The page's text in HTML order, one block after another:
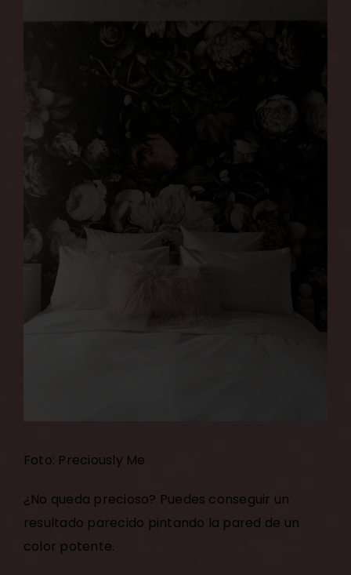
Foto: Preciously Me
¿No queda precioso? Puedes conseguir un
resultado parecido pintando la pared de un
color potente.